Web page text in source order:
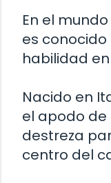
En el
es
habilidad
Nacido en
el apodo de
destreza
centro del